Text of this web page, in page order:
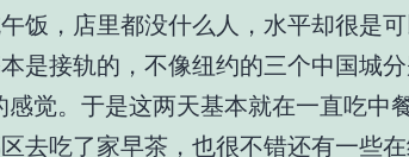
饭，店里都没什么人，水平却很是
是接轨的，不像纽约的三个中国城
觉。于是这两天基本就在一直吃中
去吃了家早茶，也很不错还有一些